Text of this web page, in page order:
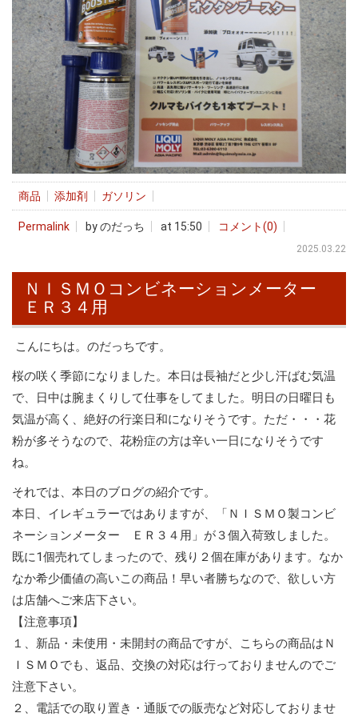
商品 添加剤 ガソリン
Permalink by のだっち at 15:50 コメント(0)
2025.03.22
ＮＩＳＭＯコンビネーションメーター
ＥＲ３４用
こんにちは。のだっちです。
桜の咲く季節になりました。本日は長袖だと少し汗ばむ気温
で、日中は腕まくりして仕事をしてました。明日の日曜日も
気温が高く、絶好の行楽日和になりそうです。ただ・・・花
粉が多そうなので、花粉症の方は辛い一日になりそうです
ね。
それでは、本日のブログの紹介です。
本日、イレギュラーではありますが、「ＮＩＳＭＯ製コンビ
ネーションメーター ＥＲ３４用」が３個入荷致しました。
既に1個売れてしまったので、残り２個在庫があります。なか
なか希少価値の高いこの商品！早い者勝ちなので、欲しい方
は店舗へご来店下さい。
【注意事項】
１、新品・未使用・未開封の商品ですが、こちらの商品はＮ
ＩＳＭＯでも、返品、交換の対応は行っておりませんのでご
注意下さい。
２、電話での取り置き・通販での販売など対応しておりませ